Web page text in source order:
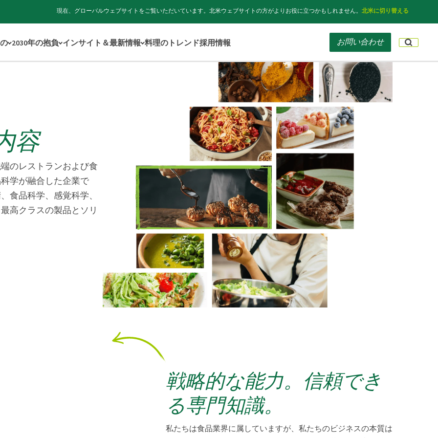
現在、グローバルウェブサイトをご覧いただいています。北米ウェブサイトの方がよりお役に立つかもしれません。 北米に切り替える
2030年の抱負 インサイト＆最新情報 料理のトレンド採用情報 お問い合わせ
容
のレストランおよび食
学が融合した企業で
食品科学、感覚科学、
高クラスの製品とソリ
戦略的な能力。信頼でき
る専門知識。
私たちは食品業界に属していますが、私たちのビジネスの本質は